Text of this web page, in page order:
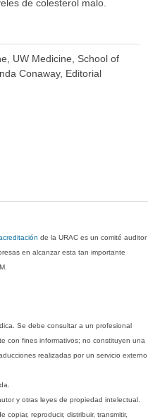
de colesterol malo.
UW Medicine, School of
Conaway, Editorial
de la URAC es un comité auditor
en alcanzar esta tan importante
Se debe consultar a un profesional
con fines informativos; no constituyen una
realizadas por un servicio externo
y otras leyes de propiedad intelectual.
reproducir, distribuir, transmitir,